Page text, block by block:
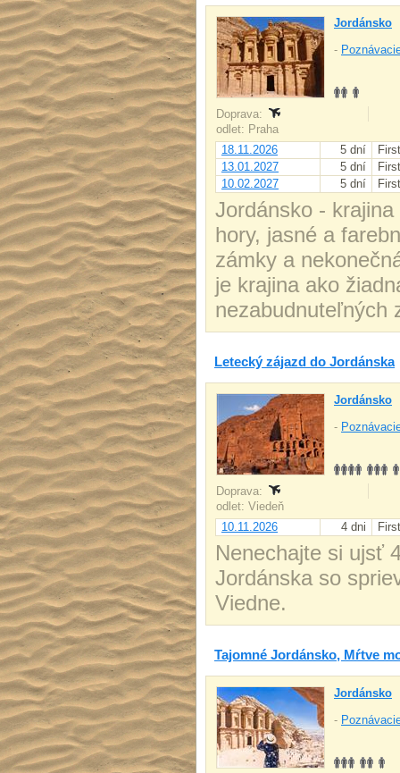
Jordánsko
-
Doprava:
odlet: Praha
18.11.2026
5 dní
13.01.2027
5 dní
10.02.2027
5 dní
Jordánsko -
hory, jasné a
zámky a
je krajina ako
nezabudnuteľných
Letecký zájazd do Jordánska
Jordánsko
-
Doprava:
odlet: Viedeň
10.11.2026
4 dni
Nenechajte si ujsť
Jordánska so
Viedne.
Tajomné Jordánsko, Mŕtve
Jordánsko
-